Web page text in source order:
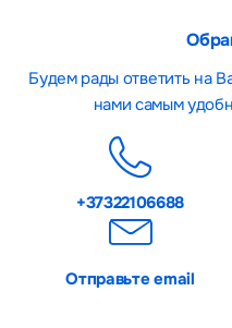
Будем рады ответить на
нами самым
+37322106688
Отправьте email